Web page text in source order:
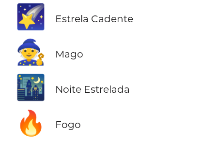
🌠 Estrela Cadente
🧙 Mago
🌃 Noite Estrelada
🔥 Fogo